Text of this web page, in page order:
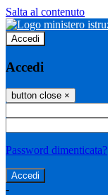
Salta al contenuto
Accedi
Accedi
button close ×
Password dimenticata?
-